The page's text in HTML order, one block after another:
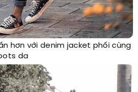
hơn với denim jacket phối cùng
da